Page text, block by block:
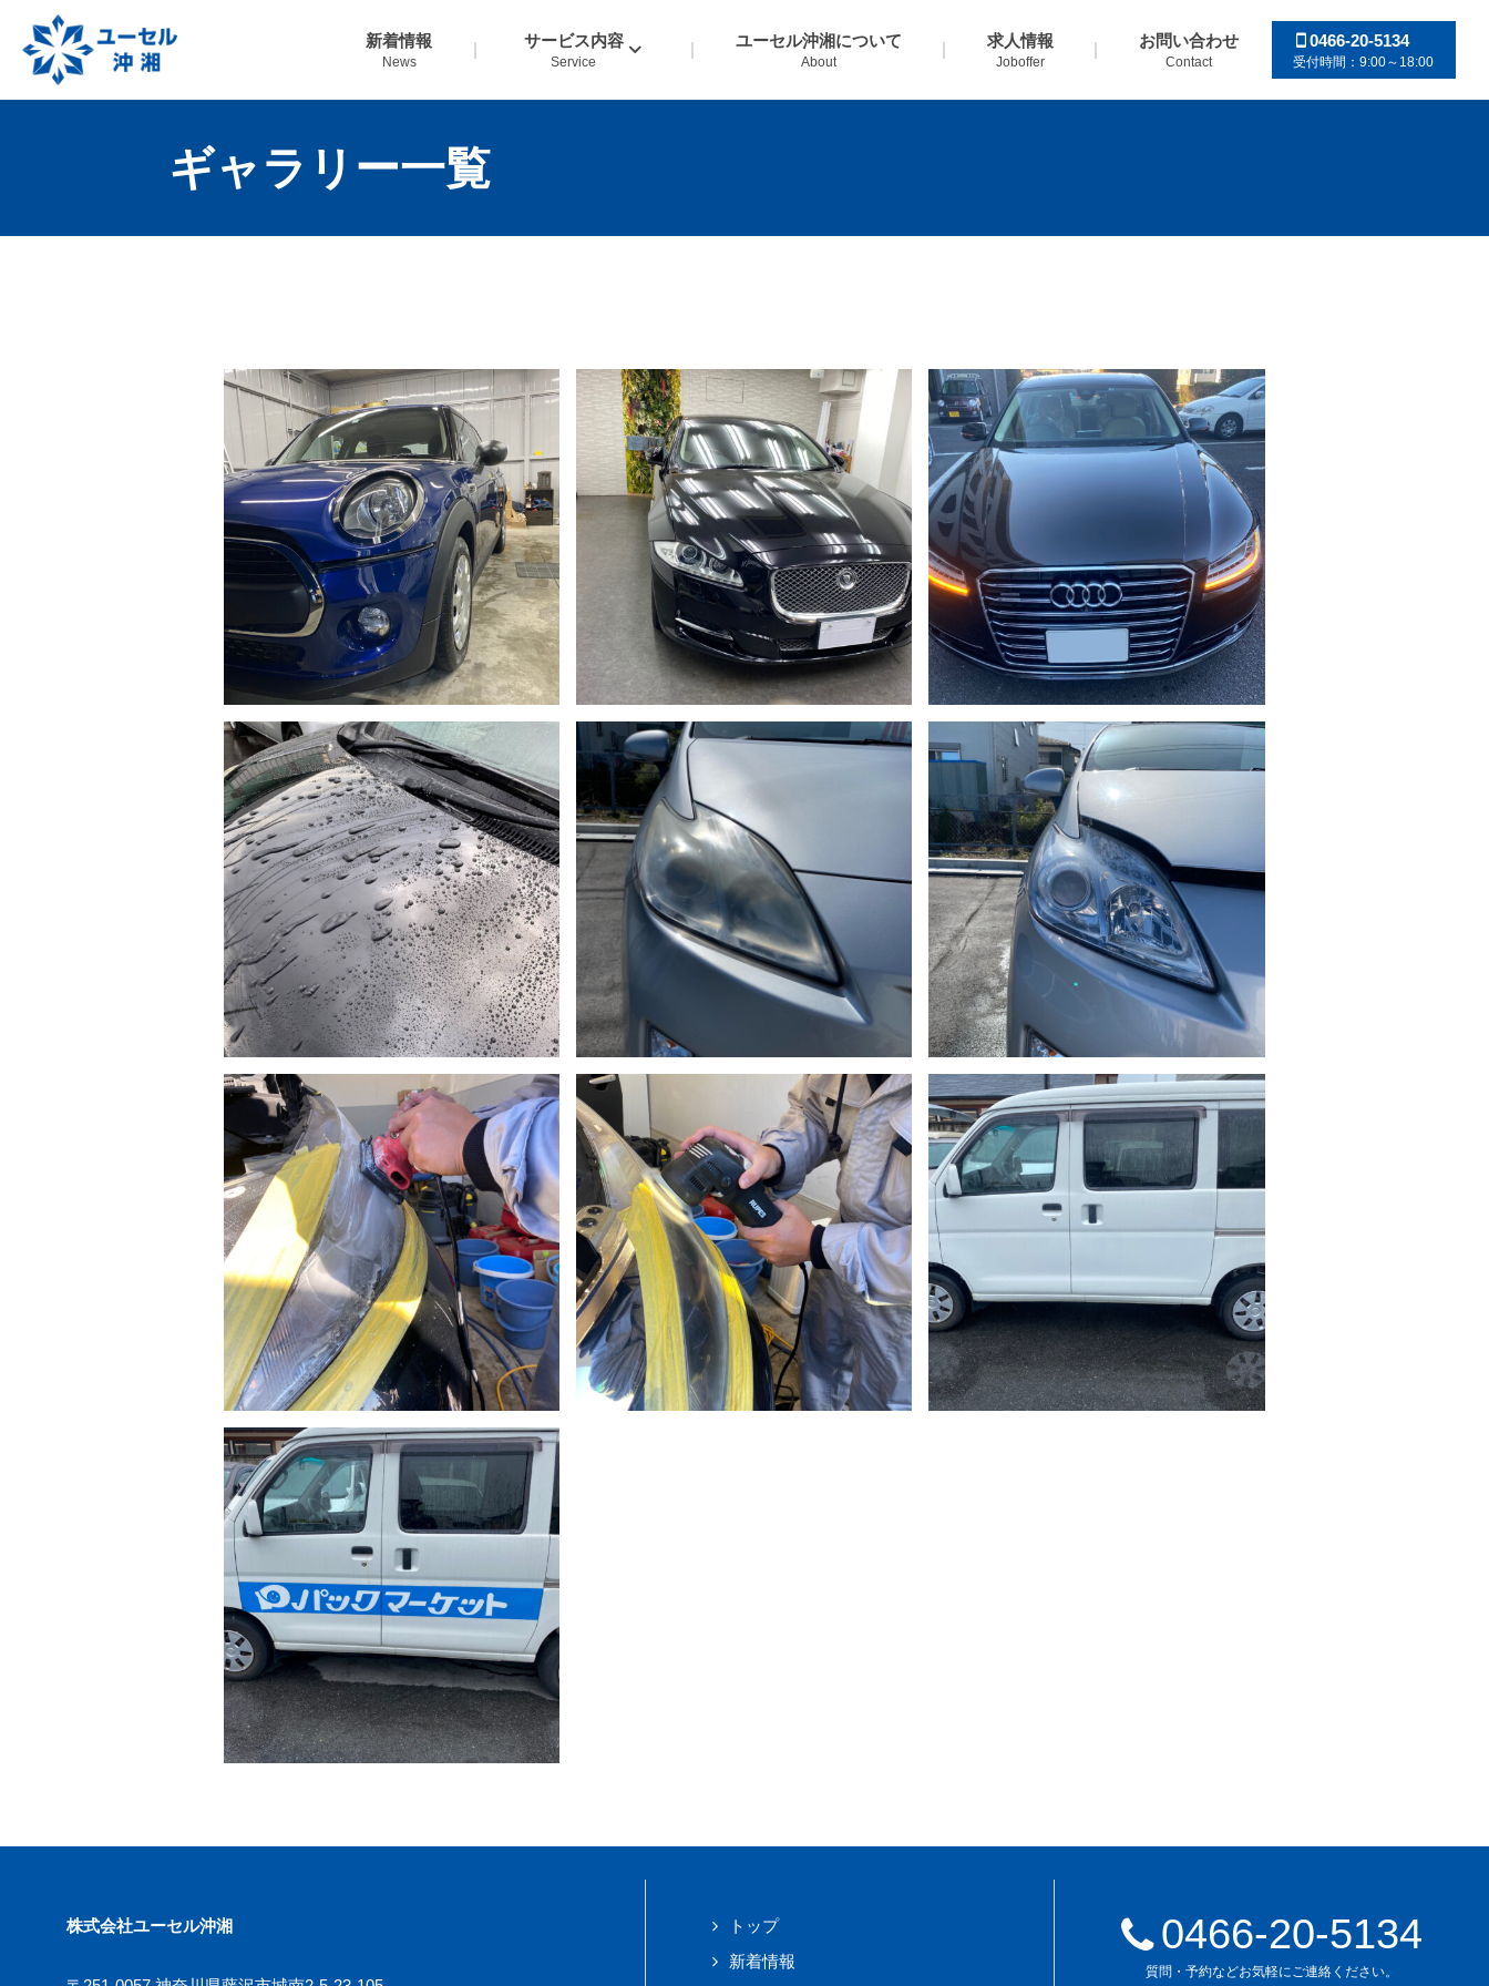
新着情報
News
サービス内容
Service
ユーセル沖湘について
About
求人情報
Joboffer
お問い合わせ
Contact
0466-20-5134
受付時間：9:00～18:00
ギャラリー一覧
株式会社ユーセル沖湘
トップ
新着情報
0466-20-5134
質問・予約などお気軽にご連絡ください。